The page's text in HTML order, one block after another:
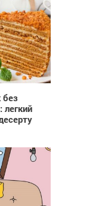
88
без
легкий